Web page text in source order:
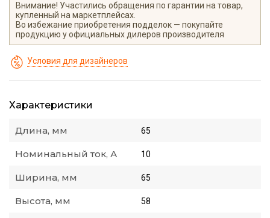
Внимание! Участились обращения по гарантии на товар,
купленный на маркетплейсах.
Во избежание приобретения подделок — покупайте
продукцию у официальных дилеров производителя
Условия для дизайнеров
Характеристики
Длина, мм 65
Номинальный ток, А 10
Ширина, мм 65
Высота, мм 58